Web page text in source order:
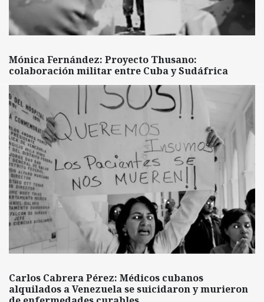
Mónica Fernández: Proyecto Thusano:
colaboración militar entre Cuba y Sudáfrica
Carlos Cabrera Pérez: Médicos cubanos
alquilados a Venezuela se suicidaron y murieron